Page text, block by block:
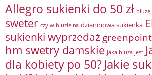
Allegro sukienki do 50 zł bluzę
sweter czy w bluzie na dzianinowa sukienka
sukienki wyprzedaż greenpoint
hm swetry damskie jaka bluza jest
dla kobiety po 50?Jakie